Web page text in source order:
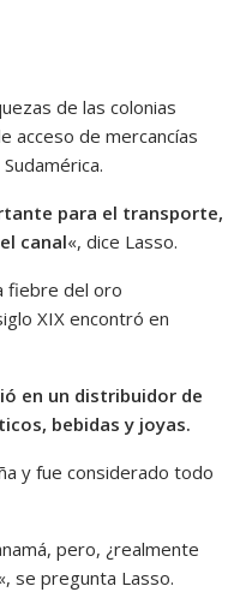
de las colonias
acceso de mercancías
para el transporte,
canal«, dice Lasso.
fiebre del oro
XIX encontró en
en un distribuidor de
bebidas y joyas.
y fue considerado todo
pero, ¿realmente
se pregunta Lasso.